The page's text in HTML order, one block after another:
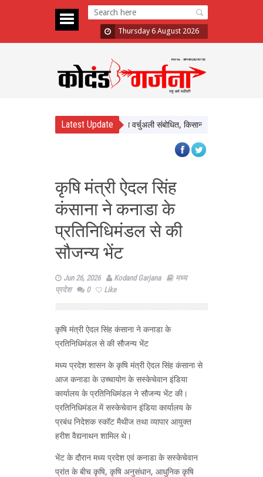
Thursday 6 August 2026
Latest Update
के बलराम कृषि महोत्सव को किया वर्चुअली संबोधित, किसानों से प्राकृतिक खेती
कृषि मंत्री ऐदल सिंह
कंसाना ने कनाडा के
प्रतिनिधिमंडल से की
सौजन्य भेंट
Jun 26, 2026 Kodand Garjana
मध्य
प्रदेश
0 Like
कृषि मंत्री ऐदल सिंह कंसाना ने कनाडा के
प्रतिनिधिमंडल से की सौजन्य भेंट
मध्य प्रदेश शासन के कृषि मंत्री ऐदल सिंह कंसाना से
आज कनाडा के उच्चायोग के सस्केचेवान इंडिया
कार्यालय के प्रतिनिधिमंडल ने सौजन्य भेंट की।
प्रतिनिधिमंडल में सस्केचेवान इंडिया कार्यालय के
प्रबंध निदेशक स्कॉट मैथीज तथा व्यापार आयुक्त
हरीश वैद्यनाथन शामिल थे।
भेंट के दौरान मध्य प्रदेश एवं कनाडा के सस्केचेवान
प्रांत के बीच कृषि, कृषि अनुसंधान, आधुनिक कृषि